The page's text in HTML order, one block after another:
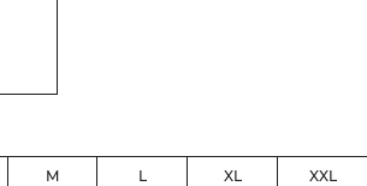
M L XL XXL